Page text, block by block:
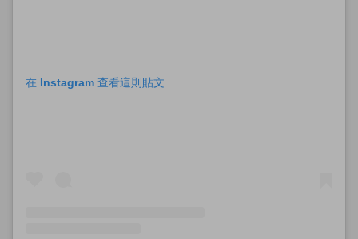
在 Instagram 查看這則貼文